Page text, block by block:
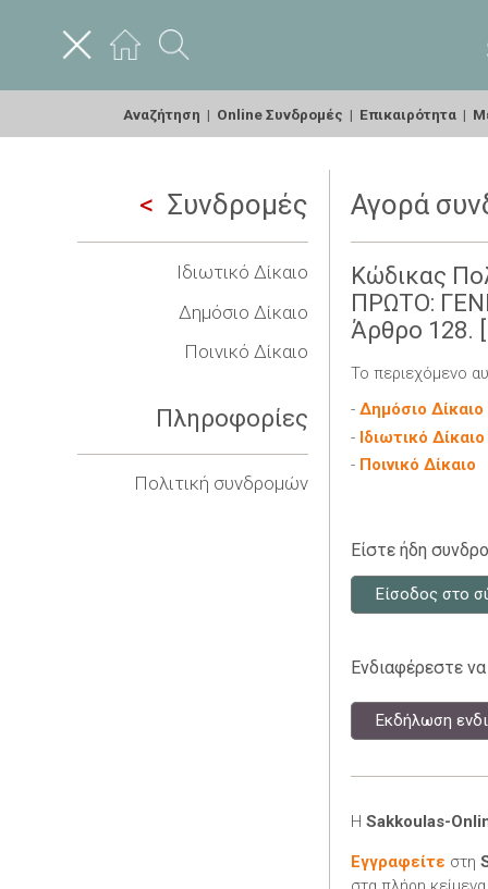
Αναζήτηση | Online Συνδρομές | Επικαιρότητα |
Συνδρομές
Ιδιωτικό Δίκαιο
Δημόσιο Δίκαιο
Ποινικό Δίκαιο
Πληροφορίες
Πολιτική συνδρομών
Αγορά
Κώδικας
ΠΡΩΤΟ:
Άρθρο 128.
Το περιεχόμενο
- Δημόσιο Δίκαιο
- Ιδιωτικό Δίκαιο
- Ποινικό Δίκαιο
Είστε ήδη
Είσοδος στο
Ενδιαφέρεστε
Εκδήλωση
Η Sakkoulas-
Εγγραφείτε στη